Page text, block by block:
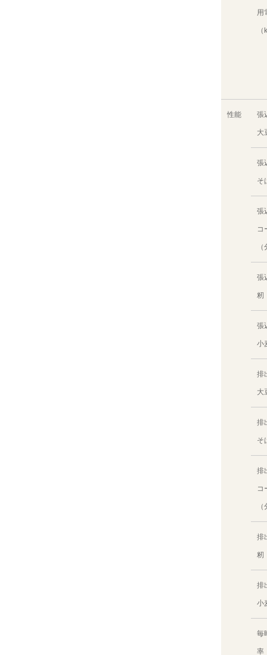
用
性能 張
大
張
そ
張
コ
張
籾
張
小
排
大
排
そ
排
コ
排
籾
排
小
毎
率